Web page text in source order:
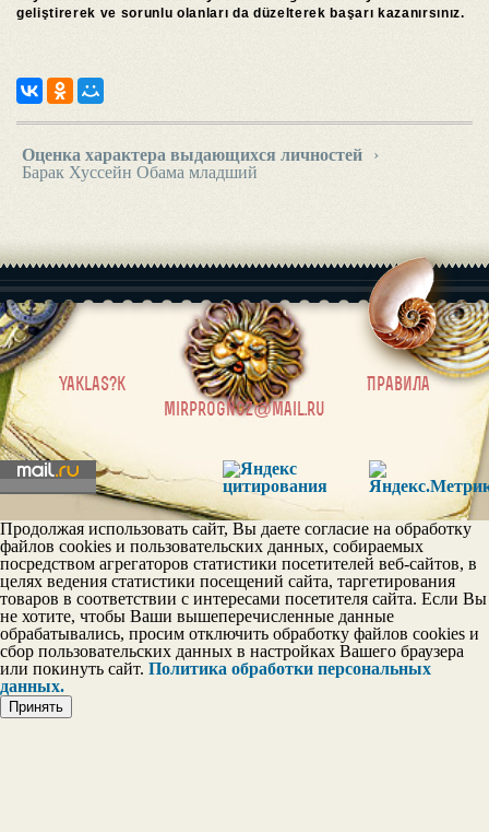
geliştirerek ve sorunlu olanları da düzelterek başarı kazanırsınız.
Оценка характера выдающихся личностей
›
Барак Хуссейн Обама младший
Yaklas?k |
Правила
mirprognoz@mail.ru
Продолжая использовать сайт, Вы даете согласие на обработку
файлов cookies и пользовательских данных, собираемых
посредством агрегаторов статистики посетителей веб-сайтов, в
целях ведения статистики посещений сайта, таргетирования
товаров в соответствии с интересами посетителя сайта. Если Вы
не хотите, чтобы Ваши вышеперечисленные данные
обрабатывались, просим отключить обработку файлов cookies и
сбор пользовательских данных в настройках Вашего браузера
или покинуть сайт. Политика обработки персональных
данных.
Принять